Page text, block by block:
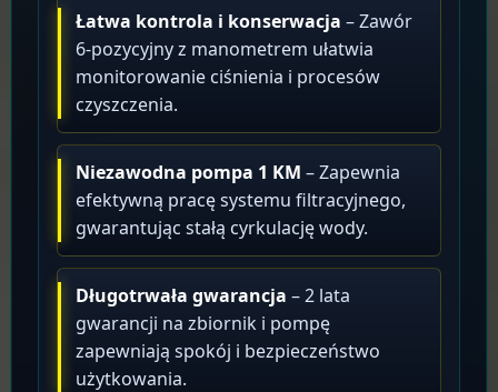
Łatwa kontrola i konserwacja – Zawór
6-pozycyjny z manometrem ułatwia
monitorowanie ciśnienia i procesów
czyszczenia.
Niezawodna pompa 1 KM – Zapewnia
efektywną pracę systemu filtracyjnego,
gwarantując stałą cyrkulację wody.
Długotrwała gwarancja – 2 lata
gwarancji na zbiornik i pompę
zapewniają spokój i bezpieczeństwo
użytkowania.